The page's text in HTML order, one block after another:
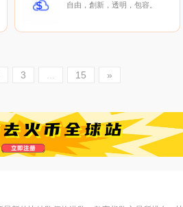
自由，創新，透明，包容。
3 15 »